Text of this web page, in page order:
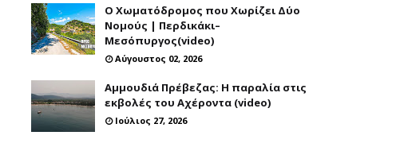
Ο Χωματόδρομος που Χωρίζει Δύο
Νομούς | Περδικάκι–
Μεσόπυργος(video)
Αύγουστος 02, 2026
Αμμουδιά Πρέβεζας: Η παραλία στις
εκβολές του Αχέροντα (video)
Ιούλιος 27, 2026